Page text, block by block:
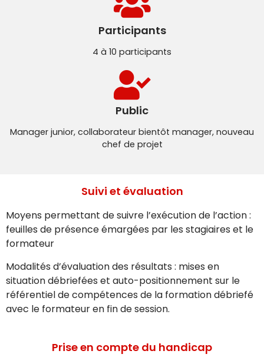
Participants
4 à 10 participants
Public
Manager junior, collaborateur bientôt manager, nouveau
chef de projet
Suivi et évaluation
Moyens permettant de suivre l’exécution de l’action :
feuilles de présence émargées par les stagiaires et le
formateur
Modalités d’évaluation des résultats : mises en
situation débriefées et auto-positionnement sur le
référentiel de compétences de la formation débriefé
avec le formateur en fin de session.
Prise en compte du handicap